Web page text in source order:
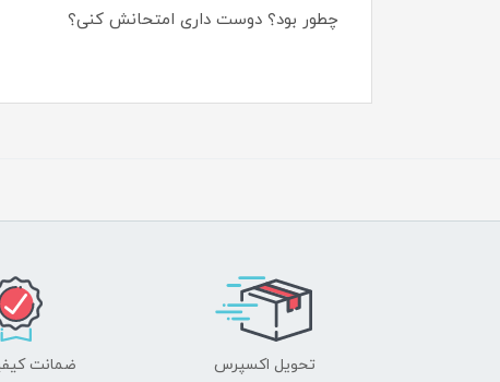
چطور بود؟ دوست داری امتحانش کنی؟
تحویل اکسپرس ضمانت